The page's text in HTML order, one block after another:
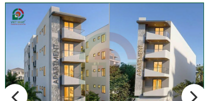
Thép Râu Tường – Kinh Nghiệm Thi
Công Chuẩn Kỹ...
10 Vị Trí Nên Xây Gạch Đinh – Chủ
Đầu...